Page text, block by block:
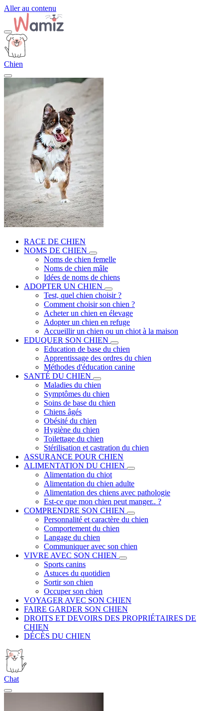
Aller au contenu
Chien
RACE DE CHIEN
NOMS DE CHIEN
Noms de chien femelle
Noms de chien mâle
Idées de noms de chiens
ADOPTER UN CHIEN
Test, quel chien choisir ?
Comment choisir son chien ?
Acheter un chien en élevage
Adopter un chien en refuge
Accueillir un chien ou un chiot à la maison
EDUQUER SON CHIEN
Education de base du chien
Apprentissage des ordres du chien
Méthodes d'éducation canine
SANTÉ DU CHIEN
Maladies du chien
Symptômes du chien
Soins de base du chien
Chiens âgés
Obésité du chien
Hygiène du chien
Toilettage du chien
Stérilisation et castration du chien
ASSURANCE POUR CHIEN
ALIMENTATION DU CHIEN
Alimentation du chiot
Alimentation du chien adulte
Alimentation des chiens avec pathologie
Est-ce que mon chien peut manger.. ?
COMPRENDRE SON CHIEN
Personnalité et caractère du chien
Comportement du chien
Langage du chien
Communiquer avec son chien
VIVRE AVEC SON CHIEN
Sports canins
Astuces du quotidien
Sortir son chien
Occuper son chien
VOYAGER AVEC SON CHIEN
FAIRE GARDER SON CHIEN
DROITS ET DEVOIRS DES PROPRIÉTAIRES DE
CHIEN
DÉCÈS DU CHIEN
Chat